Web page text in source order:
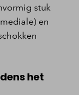
stuk
en
het